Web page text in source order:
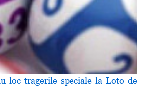
loc tragerile speciale la Loto de